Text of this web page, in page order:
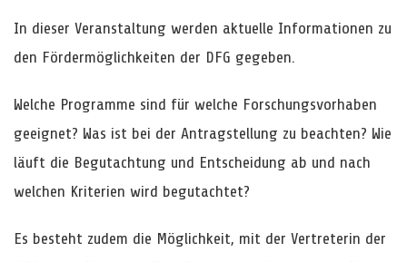
In dieser Veranstaltung werden aktuelle Informationen zu
den Fördermöglichkeiten der DFG gegeben.
Welche Programme sind für welche Forschungsvorhaben
geeignet? Was ist bei der Antragstellung zu beachten? Wie
läuft die Begutachtung und Entscheidung ab und nach
welchen Kriterien wird begutachtet?
Es besteht zudem die Möglichkeit, mit der Vertreterin der